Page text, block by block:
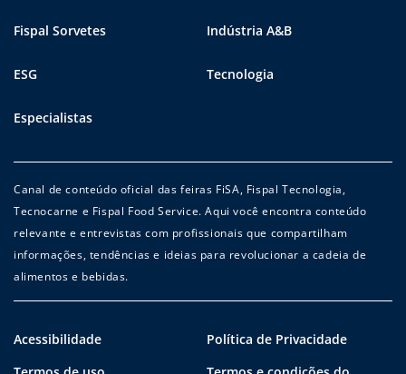
Fispal Sorvetes Indústria A&B
ESG Tecnologia
Especialistas
Canal de conteúdo oficial das feiras FiSA, Fispal Tecnologia,
Tecnocarne e Fispal Food Service. Aqui você encontra conteúdo
relevante e entrevistas com profissionais que compartilham
informações, tendências e ideias para revolucionar a cadeia de
alimentos e bebidas.
Acessibilidade
Política de Privacidade